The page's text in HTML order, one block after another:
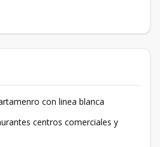
con linea blanca
centros comerciales y